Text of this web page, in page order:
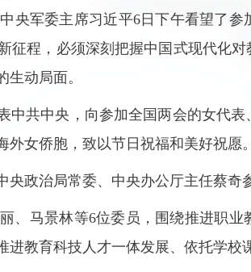
军委主席习近平6日下午看望了
征程，必须深刻把握中国式现代化
动局面。
中共中央，向参加全国两会的女代
女侨胞，致以节日祝福和美好祝愿。
政治局常委、中央办公厅主任蔡奇
、马景林等6位委员，围绕推进职业
教育科技人才一体发展、依托学校